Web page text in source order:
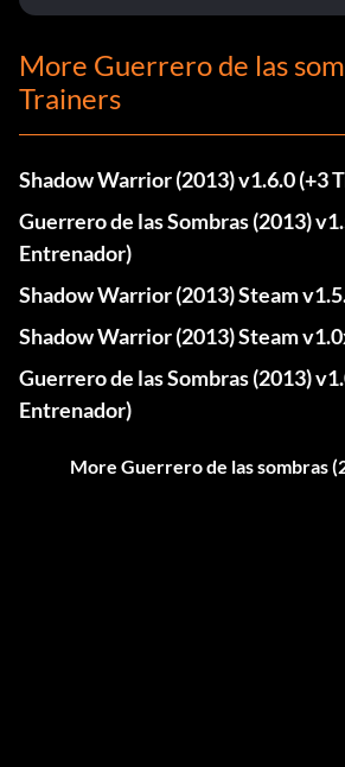
More Guerrero de las
Trainers
Shadow Warrior (2013) v1.6.0 (+3
Guerrero de las Sombras (2013)
Entrenador)
Shadow Warrior (2013) Steam
Shadow Warrior (2013) Steam
Guerrero de las Sombras (2013)
Entrenador)
More Guerrero de las sombras